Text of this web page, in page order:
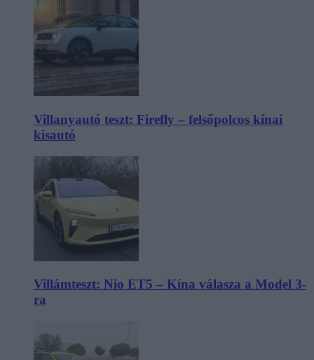
Villanyautó teszt: Firefly – felsőpolcos kínai
kisautó
Villámteszt: Nio ET5 – Kína válasza a Model 3-
ra